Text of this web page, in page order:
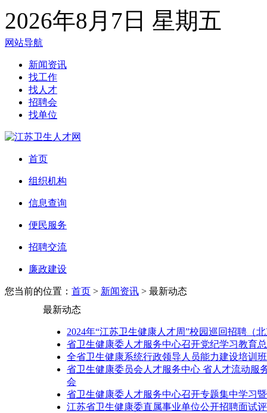
2026年8月7日 星期五
网站导航
新闻资讯
找工作
找人才
招聘会
找单位
首页
组织机构
信息查询
便民服务
招聘交流
廉政建设
您当前的位置： 首页 > 新闻资讯 > 最新动态
最新动态
2024年“江苏卫生健康人才周”校园巡回招聘（
省卫生健康委人才服务中心召开党纪学习教育
全省卫生健康系统行政领导人员能力建设培训
省卫生健康委员会人才服务中心 省人才流动服
会
省卫生健康委人才服务中心召开专题集中学习
江苏省卫生健康委直属事业单位公开招聘面试